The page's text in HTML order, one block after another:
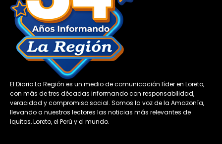
El Diario La Región es un medio de comunicación líder en Loreto,
con más de tres décadas informando con responsabilidad,
veracidad y compromiso social. Somos la voz de la Amazonía,
llevando a nuestros lectores las noticias más relevantes de
Iquitos, Loreto, el Perú y el mundo.